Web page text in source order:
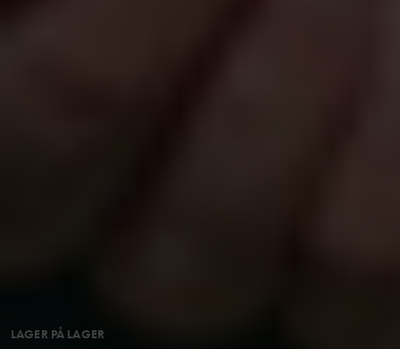
LAGER PÅ LAGER